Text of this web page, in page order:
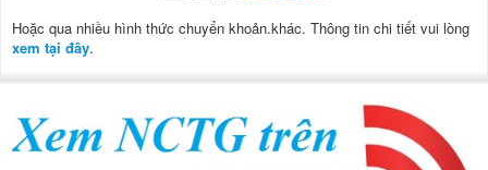
Hoặc qua nhiều hình thức chuyển khoản.khác. Thông tin chi tiết vui lòng
xem tại đây.